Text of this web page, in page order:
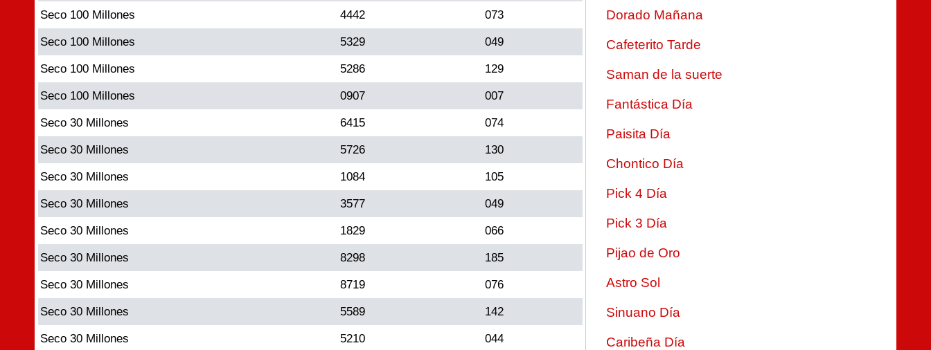
Seco 100 Millones 4442 073
Seco 100 Millones 5329 049
Seco 100 Millones 5286 129
Seco 100 Millones 0907 007
Seco 30 Millones 6415 074
Seco 30 Millones 5726 130
Seco 30 Millones 1084 105
Seco 30 Millones 3577 049
Seco 30 Millones 1829 066
Seco 30 Millones 8298 185
Seco 30 Millones 8719 076
Seco 30 Millones 5589 142
Seco 30 Millones 5210 044
Dorado Mañana
Cafeterito Tarde
Saman de la suerte
Fantástica Día
Paisita Día
Chontico Día
Pick 4 Día
Pick 3 Día
Pijao de Oro
Astro Sol
Sinuano Día
Caribeña Día